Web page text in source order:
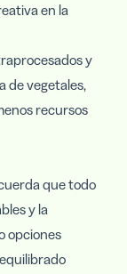
en la
y
de vegetales,
recursos
que todo
y la
opciones